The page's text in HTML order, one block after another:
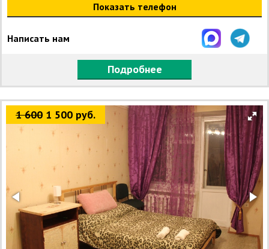
Показать телефон
Написать нам
Подробнее
1 600 1 500 руб.